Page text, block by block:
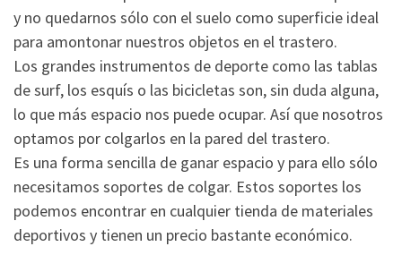
y no quedarnos sólo con el suelo como superficie ideal
para amontonar nuestros objetos en el trastero.
Los grandes instrumentos de deporte como las tablas
de surf, los esquís o las bicicletas son, sin duda alguna,
lo que más espacio nos puede ocupar. Así que nosotros
optamos por colgarlos en la pared del trastero.
Es una forma sencilla de ganar espacio y para ello sólo
necesitamos soportes de colgar. Estos soportes los
podemos encontrar en cualquier tienda de materiales
deportivos y tienen un precio bastante económico.